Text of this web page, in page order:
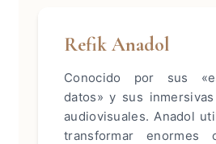
Refik Anadol
Conocido por sus
datos» y sus
audiovisuales. Anadol
transformar enormes